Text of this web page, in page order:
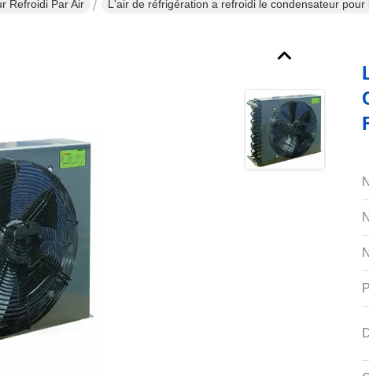
Refroidi Par Air L'air de réfrigération a refroidi le condensateur